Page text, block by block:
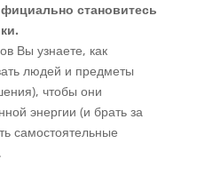
становитесь
Вы узнаете, как
людей и предметы
чтобы они
энергии (и брать за
самостоятельные